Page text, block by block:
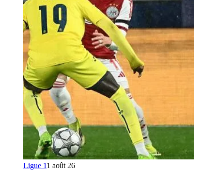
Ligue 11 août 26